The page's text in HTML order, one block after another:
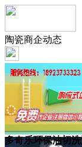
陶瓷商企动态
多奇乐环保油切